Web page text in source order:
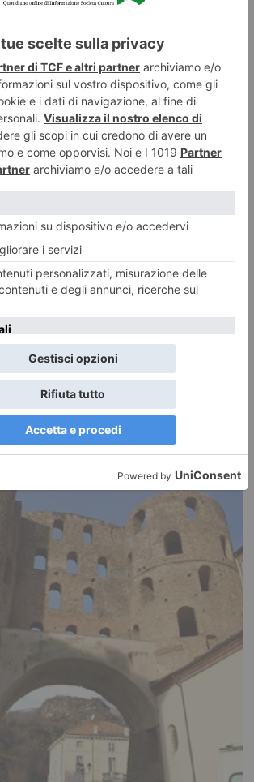
di Torino
Meliga ci propone questi dettagli fotografici del
In